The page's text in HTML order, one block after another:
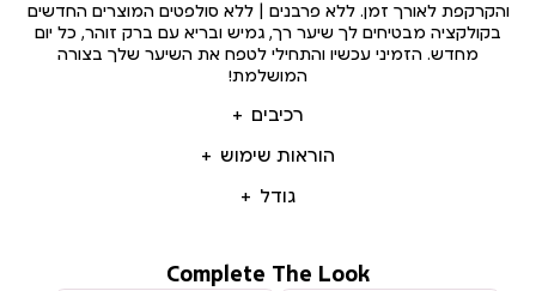
רכיבים
הוראות שימוש
גודל
והקרקפת לאורך זמן. ללא פרבנים | ללא סולפטים המוצרים החדשים
בקולקציה מבטיחים לך שיער רך, גמיש ובריא עם ברק זוהר, כל יום
מחדש. הזמיני עכשיו והתחילי לטפח את השיער שלך בצורה
המושלמת!
Complete The Look